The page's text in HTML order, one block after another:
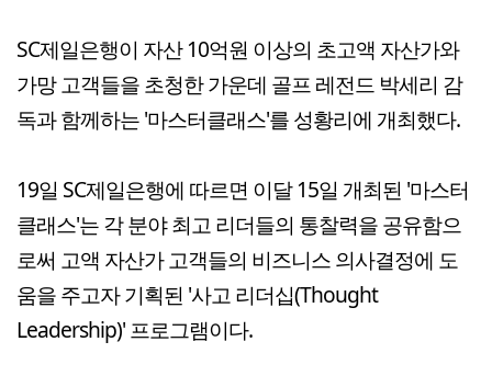
SC제일은행이 자산 10억원 이상의 초고액 자산가와
가망 고객들을 초청한 가운데 골프 레전드 박세리 감
독과 함께하는 '마스터클래스'를 성황리에 개최했다.
19일 SC제일은행에 따르면 이달 15일 개최된 '마스터
클래스'는 각 분야 최고 리더들의 통찰력을 공유함으
로써 고액 자산가 고객들의 비즈니스 의사결정에 도
움을 주고자 기획된 '사고 리더십(Thought
Leadership)' 프로그램이다.